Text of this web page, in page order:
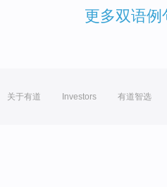
更多双语例
关于有道 Investors 有道智选